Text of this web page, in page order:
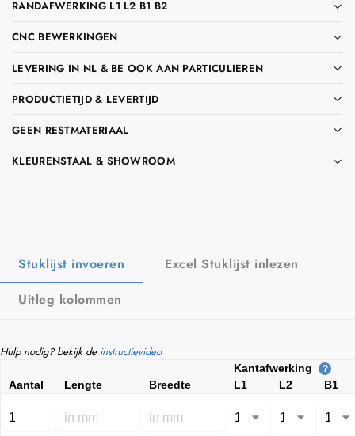
RANDAFWERKING L1 L2 B1 B2
CNC BEWERKINGEN
LEVERING IN NL & BE OOK AAN PARTICULIEREN
PRODUCTIETIJD & LEVERTIJD
GEEN RESTMATERIAAL
KLEURENSTAAL & SHOWROOM
Stuklijst invoeren
Excel Stuklijst inlezen
Uitleg kolommen
Hulp nodig? bekijk de instructievideo
Kantafwerking ?
Aantal Lengte Breedte L1 L2 B1